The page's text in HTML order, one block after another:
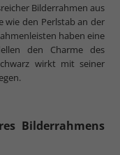
Bilderrahmen aus
wie den Perlstab an der
haben eine
den Charme des
wirkt mit seiner
Bilderrahmens